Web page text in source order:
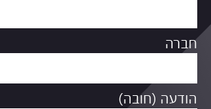
חברה
הודעה (חובה)